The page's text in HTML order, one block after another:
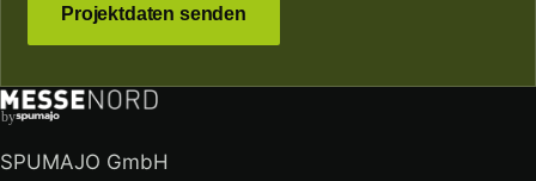
Projektdaten senden
by
SPUMAJO GmbH